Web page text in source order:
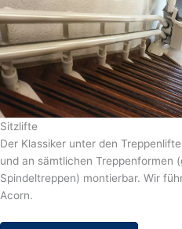
Sitzlifte
Der Klassiker unter den
und an sämtlichen Treppenformen
Spindeltreppen) montierbar. Wir
Acorn.